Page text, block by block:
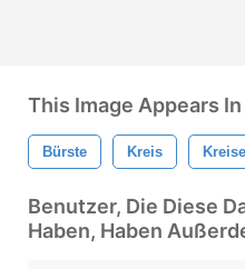
This Image Appears
Bürste Kreis Kreise
Benutzer, Die Diese
Haben, Haben